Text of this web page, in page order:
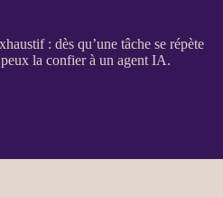
: dès qu’une tâche se répète
la confier à un agent IA.